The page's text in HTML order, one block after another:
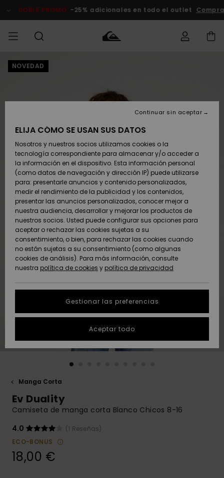
del
DOBLE PROMO -25% adicionales en todo el outlet Comprar
HOMBRE
Zapatos y
chanclas
Surf
Snow
Novedades
Destacados
Zapatos y
chanclas
Surf
Snow
Novedades
Destacados
Destacados
Snow
SURF
Highlights
Comunidad
SNOW
Hombre
Snow Niños
Tienda
Snow Mujer
Destacados
Comunidad
DOBLE
PROMO
Outlet
Mujer
AYUDA &
CONTACTO
Envio
Devoluciones
Pago
Tarjeta de
regalo
Quiksilver
Freedom
Protección de
datos
personales
Inicia una
conversación
la respuesta
respuestas a
las preguntas
SOSTENIBILIDAD
NOVEDAD
Manga Corta
Ev Duality
Camiseta de manga corta Blanco Chicos 8-16
4.0
(1 Reseñas)
ECO-BONUS
18,00 €
ELIJA CÓMO SE USAN SUS DATOS
Nosotros y nuestros socios utilizamos cookies o la
tecnología correspondiente para almacenar y/o acceder a
la información en el dispositivo. Esta información personal
(como datos de navegación y dirección IP) puede utilizarse
para: presentarle anuncios y contenido personalizados,
medir el rendimiento de la publicidad y los contenidos,
presentar las anuncios personalizados, conocer mejor a
nuestra audiencia, desarrollar y mejorar los productos de
nuestros socios. Usted puede configurar sus opciones para
aceptar o rechazar las cookies sujetas a su
consentimiento, o bien, para rechazar las cookies cuando
no están sujetas a su consentimiento (como algunas
cookies de análisis). Para más información, consulte
nuestra política de cookies y política de privacidad
Gestionar las preferencias
Continuar sin aceptar
Aceptar todo